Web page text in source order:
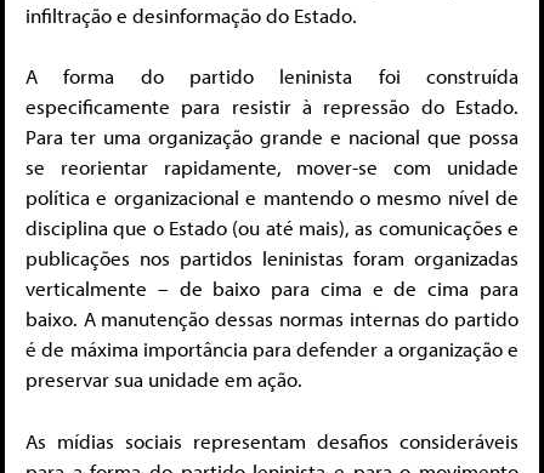
infiltração e desinformação do Estado.
A forma do partido leninista foi construída
especificamente para resistir à repressão do Estado.
Para ter uma organização grande e nacional que possa
se reorientar rapidamente, mover-se com unidade
política e organizacional e mantendo o mesmo nível de
disciplina que o Estado (ou até mais), as comunicações e
publicações nos partidos leninistas foram organizadas
verticalmente – de baixo para cima e de cima para
baixo. A manutenção dessas normas internas do partido
é de máxima importância para defender a organização e
preservar sua unidade em ação.
As mídias sociais representam desafios consideráveis